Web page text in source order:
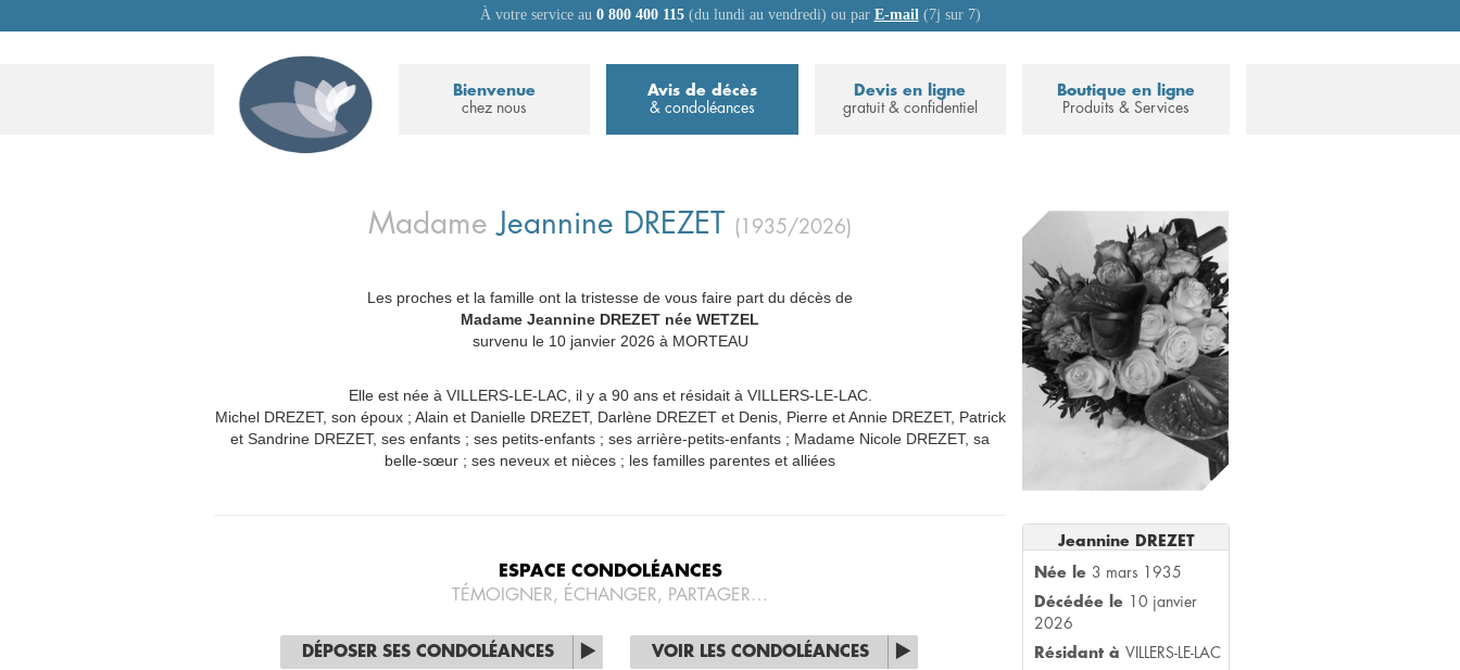
À votre service au 0 800 400 115(du lundi au vendredi) ou par E-mail(7j sur 7)
Bienvenue
chez nous
Avis de décès
& condoléances
Devis en ligne
gratuit & confidentiel
Boutique en ligne
Produits & Services
Jeannine DREZET
Née le 3 mars 1935
Décédée le
10 janvier
2026
Résidant à VILLERS-LE-LAC
Madame Jeannine DREZET (1935/2026)
Les proches et la famille ont la tristesse de vous faire part du décès de
Madame Jeannine DREZET née WETZEL
survenu le 10 janvier 2026 à MORTEAU
Elle est née à VILLERS-LE-LAC, il y a 90 ans et résidait à VILLERS-LE-LAC.
Michel DREZET, son époux ; Alain et Danielle DREZET, Darlène DREZET et Denis, Pierre et Annie DREZET, Patrick
et Sandrine DREZET, ses enfants ; ses petits-enfants ; ses arrière-petits-enfants ; Madame Nicole DREZET, sa
belle-sœur ; ses neveux et nièces ; les familles parentes et alliées
ESPACE CONDOLÉANCES
TÉMOIGNER, ÉCHANGER, PARTAGER…
DÉPOSER SES CONDOLÉANCES VOIR LES CONDOLÉANCES